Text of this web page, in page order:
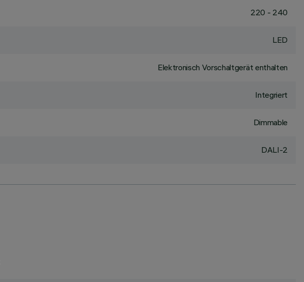
220 - 240
LED
Elektronisch Vorschaltgerät enthalten
Integriert
Dimmable
DALI-2